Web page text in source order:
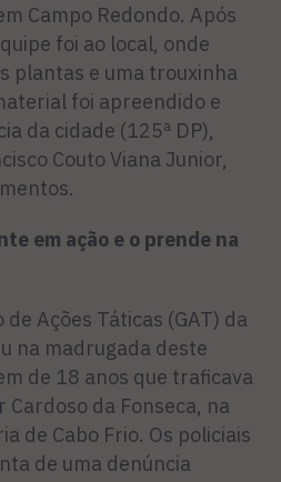
Campo Redondo. Após
foi ao local, onde
plantas e uma trouxinha
foi apreendido e
da cidade (125ª DP),
Couto Viana Junior,
em ação e o prende na
Ações Táticas (GAT) da
na madrugada deste
de 18 anos que traficava
Cardoso da Fonseca, na
de Cabo Frio. Os policiais
de uma denúncia